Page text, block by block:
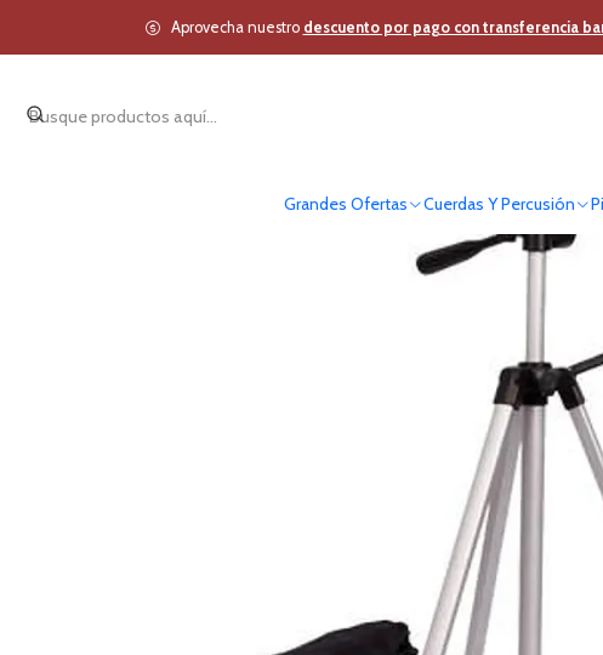
Grandes Ofertas Cuerdas Y Percusión
Aprovecha nuestro descuento por pago con transferencia
Inicio Otros Productos